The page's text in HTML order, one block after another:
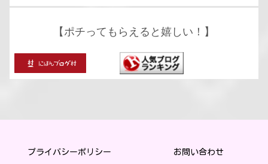
【ポチってもらえると嬉しい！】
プライバシーポリシー お問い合わせ